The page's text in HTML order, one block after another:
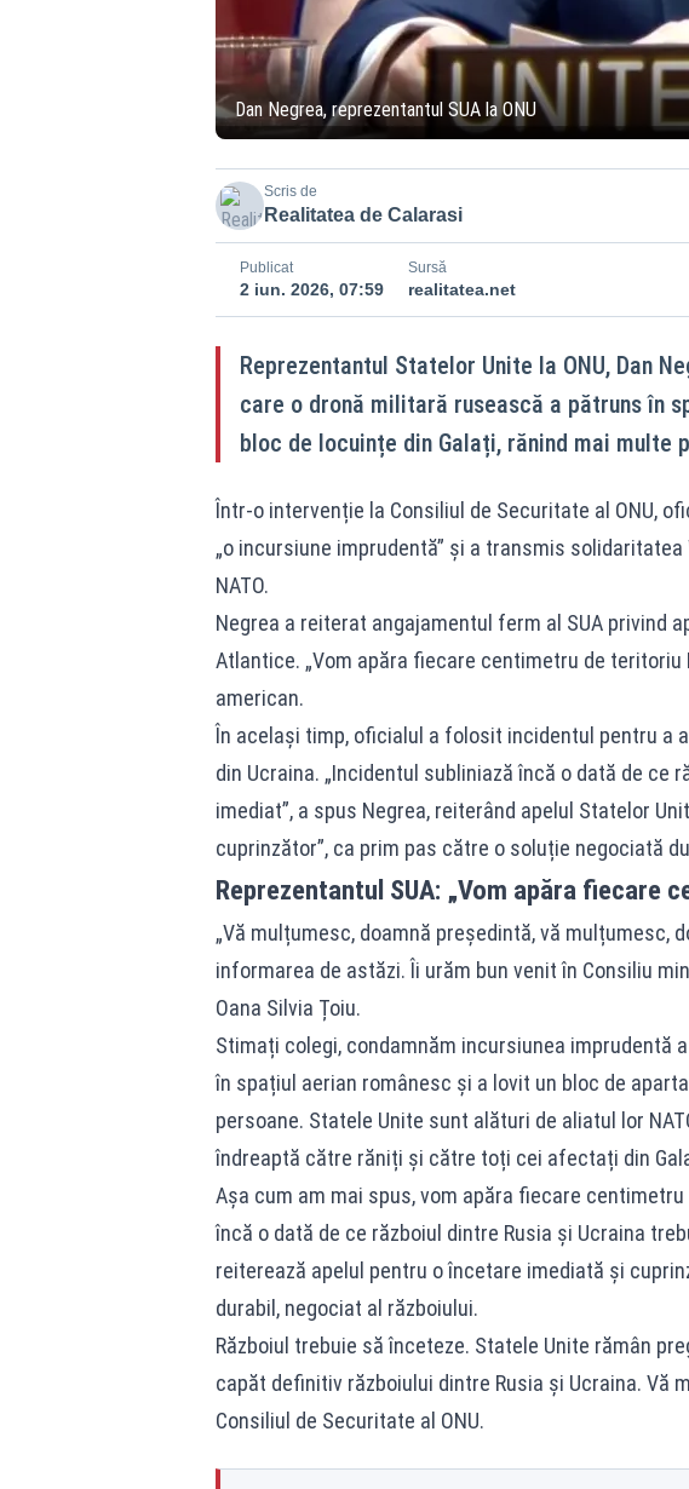
Dan Negrea, reprezentantul SUA la ONU
Scris de
Realitatea de Calarasi
Publicat
2 iun. 2026, 07:59
Sursă
realitatea.net
Reprezentantul Statelor Unite la ONU, Dan
care o dronă militară rusească a pătruns în
bloc de locuințe din Galați, rănind mai multe
Într-o intervenție la Consiliul de Securitate al ONU,
„o incursiune imprudentă” și a transmis
NATO.
Negrea a reiterat angajamentul ferm al SUA privind
Atlantice. „Vom apăra fiecare centimetru de teritoriu
american.
În același timp, oficialul a folosit incidentul pentru a
din Ucraina. „Incidentul subliniază încă o dată de ce
imediat”, a spus Negrea, reiterând apelul Statelor
cuprinzător”, ca prim pas către o soluție negociată
Reprezentantul SUA: „Vom apăra fiecare
„Vă mulțumesc, doamnă președintă, vă mulțumesc,
informarea de astăzi. Îi urăm bun venit în Consiliu
Oana Silvia Țoiu.
Stimați colegi, condamnăm incursiunea imprudentă
în spațiul aerian românesc și a lovit un bloc de
persoane. Statele Unite sunt alături de aliatul lor
îndreaptă către răniți și către toți cei afectați din
Așa cum am mai spus, vom apăra fiecare
încă o dată de ce războiul dintre Rusia și Ucraina
reiterează apelul pentru o încetare imediată și
durabil, negociat al războiului.
Războiul trebuie să înceteze. Statele Unite rămân
capăt definitiv războiului dintre Rusia și Ucraina. Vă
Consiliul de Securitate al ONU.